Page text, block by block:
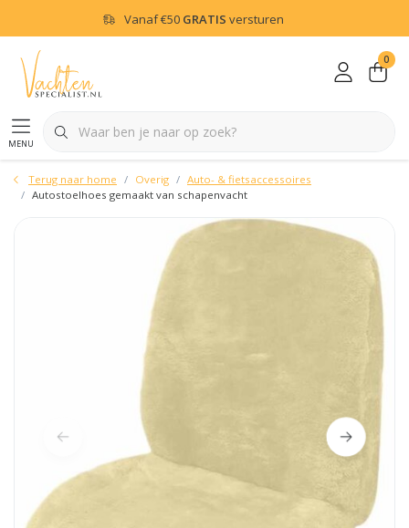
Vanaf€50 GRATIS versturen
menu
0
Terug naar home Overig
Auto- & fietsaccessoires
Autostoelhoes gemaakt van schapenvacht